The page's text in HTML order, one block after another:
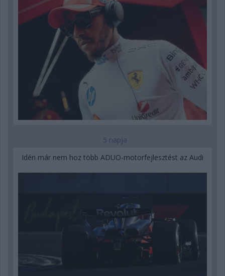
5 napja
Idén már nem hoz több ADUO-motorfejlesztést az Audi